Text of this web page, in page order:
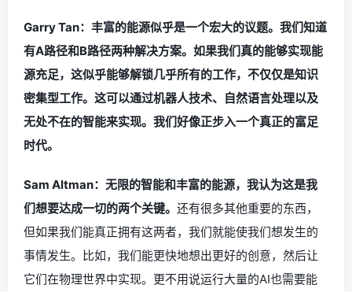
Garry Tan：丰富的能源似乎是一个宏大的议题。我们知道
有A路径和B路径两种解决方案。如果我们真的能够实现能
源充足，这似乎能够解锁几乎所有的工作，不仅仅是知识
密集型工作。这可以通过机器人技术、自然语言处理以及
无处不在的智能来实现。我们好像正步入一个真正的富足
时代。
Sam Altman：无限的智能和丰富的能源，我认为这是我
们想要达成一切的两个关键。 还有很多其他重要的东西，
但如果我们能真正拥有这两者，我们就能使我们想发生的
事情发生。比如，我们能更快地想出更好的创意，然后让
它们在物理世界中实现。更不用说运行大量的AI也需要能